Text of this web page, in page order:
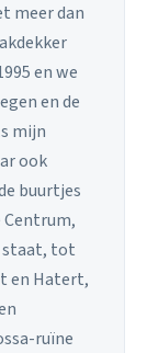
meer dan
en we
en de
mijn
ook
buurtjes
Centrum,
staat, tot
en Hatert,
ruïne